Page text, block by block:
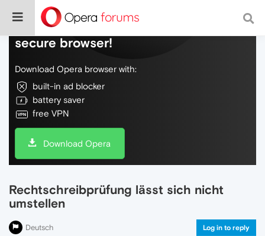
Do more on the web, with a fast and
secure browser!
Download Opera browser with:
built-in ad blocker
battery saver
free VPN
Download Opera
Rechtschreibprüfung lässt sich nicht
umstellen
Deutsch Log in to reply